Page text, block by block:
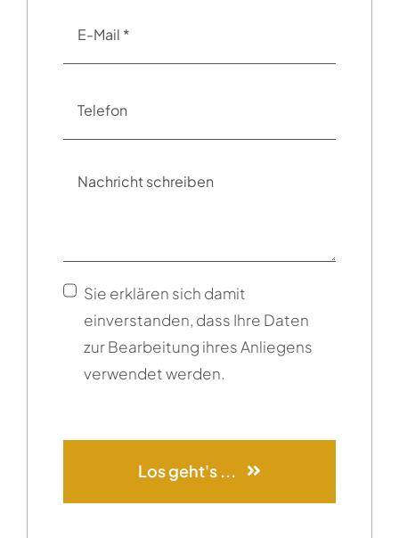
Sie erklären sich damit
einverstanden, dass Ihre Daten
zur Bearbeitung ihres Anliegens
verwendet werden.
Los geht's ...